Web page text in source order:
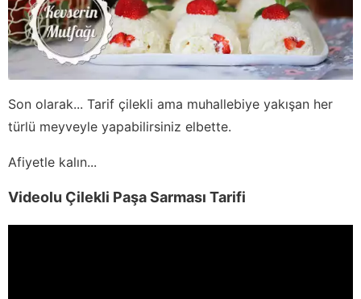
Son olarak... Tarif çilekli ama muhallebiye yakışan her
türlü meyveyle yapabilirsiniz elbette.
Afiyetle kalın...
Videolu Çilekli Paşa Sarması Tarifi